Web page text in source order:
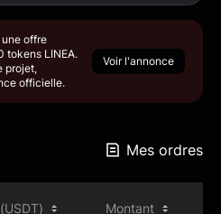
une offre
tokens LINEA.
projet,
officielle.
Voir l'annonce
Mes ordres
Montant